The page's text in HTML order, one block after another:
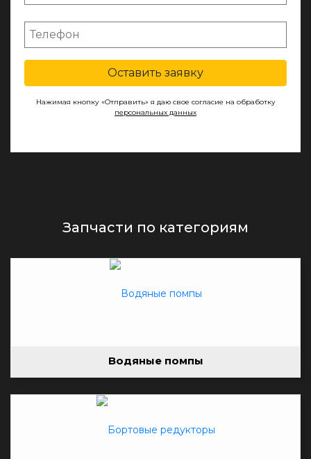
Оставить заявку
Нажимая кнопку «Отправить» я даю свое согласие на обработку
персональных данных
Запчасти по категориям
Водяные помпы